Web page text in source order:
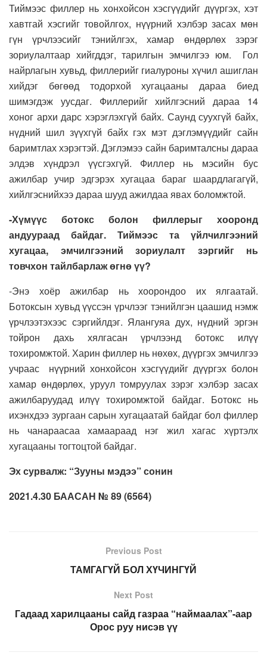
Тиймээс филлер нь хонхойсон хэсгүүдийг дүүргэх, хэт
хавтгай хэсгийг товойлгох, нүүрний хэлбэр засах мөн
гүн үрчлээсийг тэнийлгэх, хамар өндөрлөх зэрэг
зориулалтаар хийгддэг, тарилгын эмчилгээ юм. Гол
найрлагын хувьд, филлерийг гиалуроны хүчил ашиглан
хийдэг бөгөөд тодорхой хугацааны дараа биед
шимэгдэж уусдаг. Филлерийг хийлгэсний дараа 14
хоног архи дарс хэрэглэхгүй байх. Саунд суухгүй байх,
нүдний шил зүүхгүй байх гэх мэт дэглэмүүдийг сайн
баримтлах хэрэгтэй. Дэглэмээ сайн баримталсны дараа
элдэв хүндрэл үүсгэхгүй. Филлер нь мэсийн бус
ажилбар учир эдгэрэх хугацаа бараг шаардлагагүй,
хийлгэснийхээ дараа шууд ажилдаа явах боломжтой.
-Хүмүүс ботокс болон филлерыг хооронд
андуураад байдаг. Тиймээс та үйлчилгээний
хугацаа, эмчилгээний зориулалт зэргийг нь
товчхон тайлбарлаж өгнө үү?
-Энэ хоёр ажилбар нь хоорондоо их ялгаатай.
Ботоксын хувьд үүссэн үрчлээг тэнийлгэн цаашид нэмж
үрчлээтэхээс сэргийлдэг. Ялангуяа дух, нүдний эргэн
тойрон дахь хялгасан үрчлээнд ботокс илүү
тохиромжтой. Харин филлер нь нөхөх, дүүргэх эмчилгээ
учраас нүүрний хонхойсон хэсгүүдийг дүүргэх болон
хамар өндөрлөх, уруул томруулах зэрэг хэлбэр засах
ажилбаруудад илүү тохиромжтой байдаг. Ботокс нь
ихэнхдээ зургаан сарын хугацаатай байдаг бол филлер
нь чанараасаа хамаараад нэг жил хагас хүртэлх
хугацааны тогтоцтой байдаг.
Эх сурвалж: “Зууны мэдээ” сонин
2021.4.30 БААСАН № 89 (6564)
Previous Post
ТАМГАГҮЙ БОЛ ХҮЧИНГҮЙ
Next Post
Гадаад харилцааны сайд газраа “наймаалах”-аар
Орос руу нисэв үү